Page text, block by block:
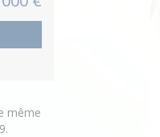
même